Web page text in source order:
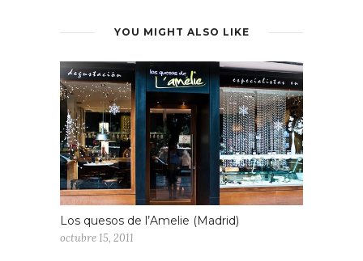
YOU MIGHT ALSO LIKE
Los quesos de l’Amelie (Madrid)
octubre 15, 2011